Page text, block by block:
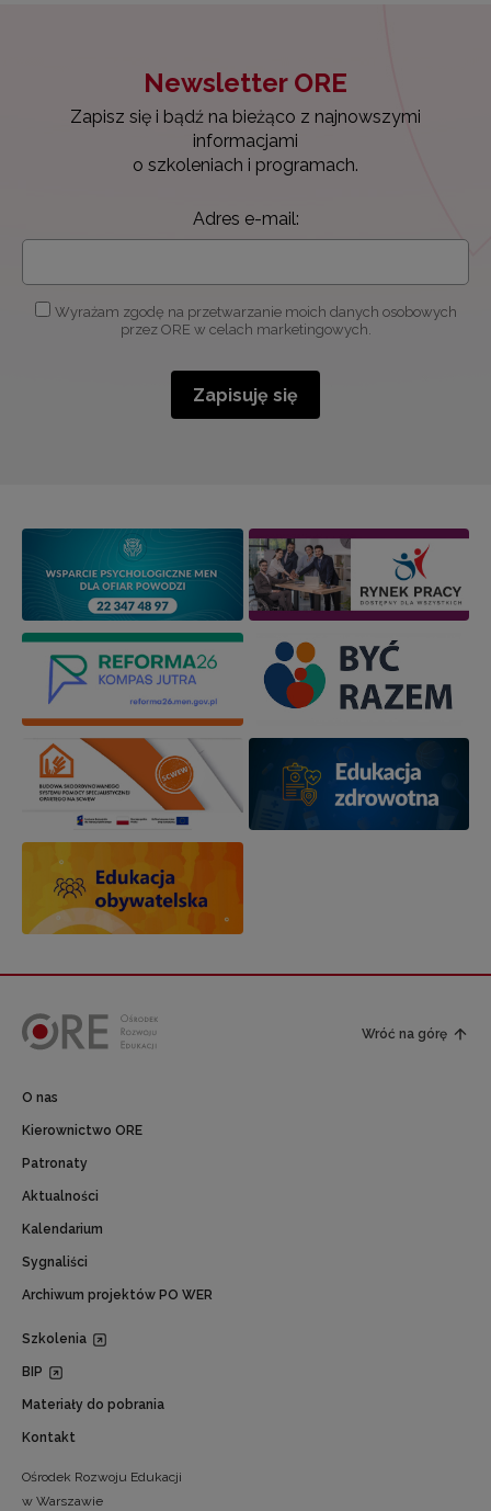
Newsletter ORE
Zapisz się i bądź na bieżąco z najnowszymi
informacjami
o szkoleniach i programach.
Adres e-mail:
Wyrażam zgodę na przetwarzanie moich danych osobowych
przez ORE w celach marketingowych.
Zapisuję się
Wróć na górę
O nas
Kierownictwo ORE
Patronaty
Aktualności
Kalendarium
Sygnaliści
Archiwum projektów PO WER
Szkolenia
BIP
Materiały do pobrania
Kontakt
Ośrodek Rozwoju Edukacji
w Warszawie